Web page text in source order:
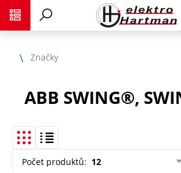
Značky
ABB SWING®,
Počet produktů: 12